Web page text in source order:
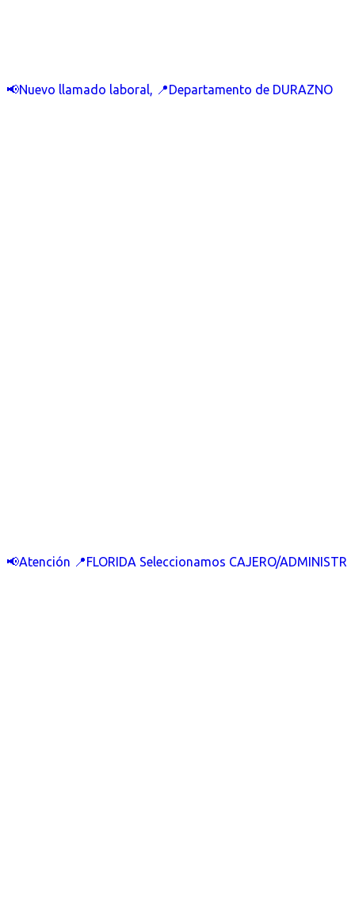
📢Nuevo llamado laboral, 📍Departamento de DURAZNO
📢Atención 📍FLORIDA Seleccionamos CAJERO/ADMINISTR